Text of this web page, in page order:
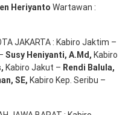
Heriyanto Wartawan :
JAKARTA : Kabiro Jaktim –
Susy Heniyanti, A.Md , Kabiro
, Kabiro Jakut – Rendi Balula,
SE, Kabiro Kep. Seribu –